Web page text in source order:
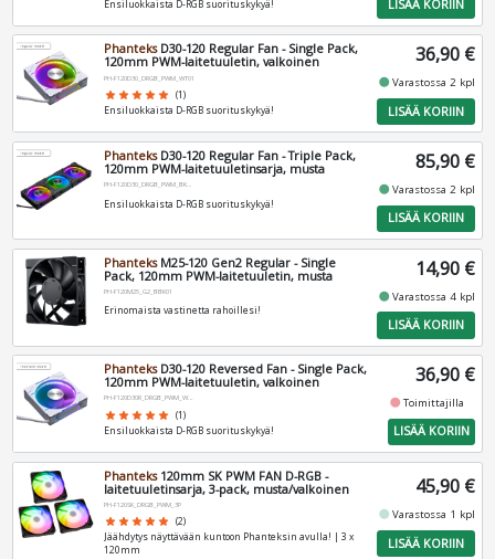
Ensiluokkaista D-RGB suorituskykyä!
LISÄÄ KORIIN
PhanteksD30-120 Regular Fan - Single Pack,
120mm PWM-laitetuuletin, valkoinen
PH-F120D30_DRGB_PWM_WT01
star star star star star (1)
Ensiluokkaista D-RGB suorituskykyä!
36,90 €
fiber_manual_recordVarastossa 2 kpl
LISÄÄ KORIIN
PhanteksD30-120 Regular Fan - Triple Pack,
120mm PWM-laitetuuletinsarja, musta
PH-F120D30_DRGB_PWM_BK01_3P
Ensiluokkaista D-RGB suorituskykyä!
85,90 €
fiber_manual_recordVarastossa 2 kpl
LISÄÄ KORIIN
PhanteksM25-120 Gen2 Regular - Single
Pack, 120mm PWM-laitetuuletin, musta
PH-F120M25_G2_BBK01
Erinomaista vastinetta rahoillesi!
14,90 €
fiber_manual_recordVarastossa 4 kpl
LISÄÄ KORIIN
PhanteksD30-120 Reversed Fan - Single Pack,
120mm PWM-laitetuuletin, valkoinen
PH-F120D30R_DRGB_PWM_WT01
star star star star star (1)
Ensiluokkaista D-RGB suorituskykyä!
36,90 €
fiber_manual_recordToimittajilla
LISÄÄ KORIIN
Phanteks120mm SK PWM FAN D-RGB -
laitetuuletinsarja, 3-pack, musta/valkoinen
PH-F120SK_DRGB_PWM_3P
star star star star star (2)
Jäähdytys näyttävään kuntoon Phanteksin avulla! | 3 x
120mm
45,90 €
fiber_manual_record Varastossa 1 kpl
LISÄÄ KORIIN